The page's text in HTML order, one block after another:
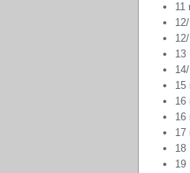
11
13
15
16
16
17
18
19